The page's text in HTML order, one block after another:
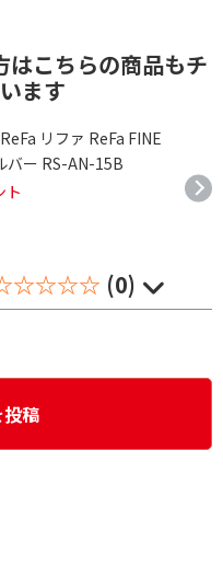
はこちらの商品もチ
ます
リファ ReFa FINE
バー RS-AN-15B
ト
(0)
投稿